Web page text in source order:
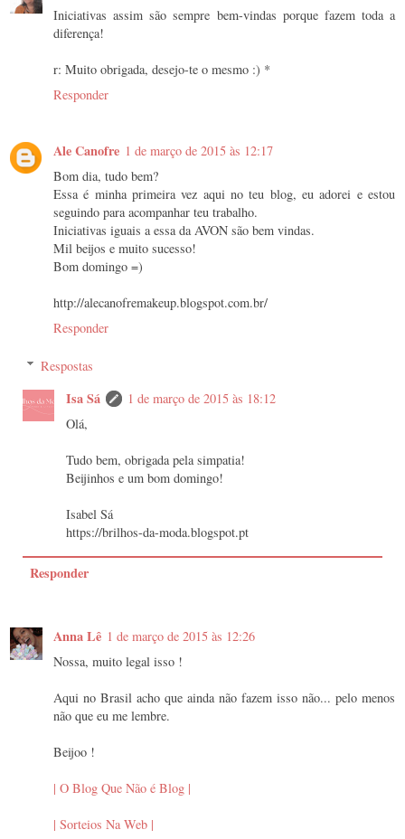
Iniciativas assim são sempre bem-vindas porque fazem toda a
diferença!
r: Muito obrigada, desejo-te o mesmo :) *
Responder
Ale Canofre 1 de março de 2015 às 12:17
Bom dia, tudo bem?
Essa é minha primeira vez aqui no teu blog, eu adorei e estou
seguindo para acompanhar teu trabalho.
Iniciativas iguais a essa da AVON são bem vindas.
Mil beijos e muito sucesso!
Bom domingo =)
http://alecanofremakeup.blogspot.com.br/
Responder
Respostas
Isa Sá
1 de março de 2015 às 18:12
Olá,
Tudo bem, obrigada pela simpatia!
Beijinhos e um bom domingo!
Isabel Sá
https://brilhos-da-moda.blogspot.pt
Responder
Anna Lê 1 de março de 2015 às 12:26
Nossa, muito legal isso !
Aqui no Brasil acho que ainda não fazem isso não... pelo menos
não que eu me lembre.
Beijoo !
| O Blog Que Não é Blog |
| Sorteios Na Web |